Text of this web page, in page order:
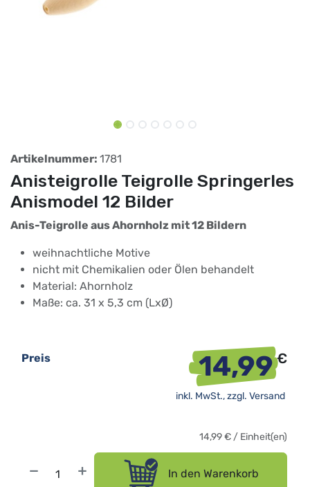
Artikelnummer: 1781
Anisteigrolle Teigrolle Springerles
Anismodel 12 Bilder
Anis-Teigrolle aus Ahornholz mit 12 Bildern
weihnachtliche Motive
nicht mit Chemikalien oder Ölen behandelt
Material: Ahornholz
Maße: ca. 31 x 5,3 cm (LxØ)
In den Warenkorb
Preis 14,99€
inkl. MwSt., zzgl. Versand
14,99€ / Einheit(en)